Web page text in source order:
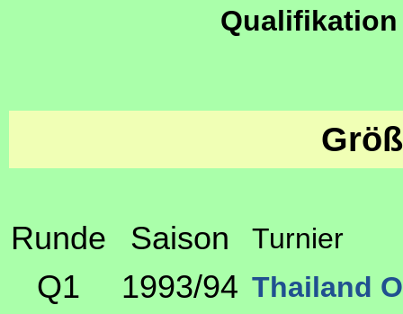
Qualifikation
Runde Saison Turnier
Q1 1993/94 Thailand